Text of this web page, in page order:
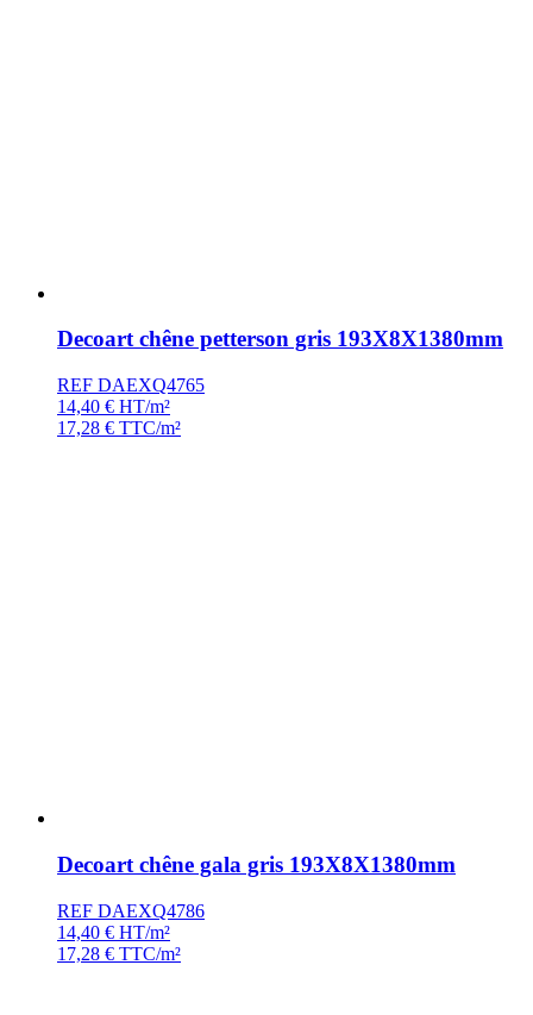
Decoart chêne petterson gris 193X8X1380mm
REF DAEXQ4765
14,40 € HT/m²
17,28 € TTC/m²
Decoart chêne gala gris 193X8X1380mm
REF DAEXQ4786
14,40 € HT/m²
17,28 € TTC/m²